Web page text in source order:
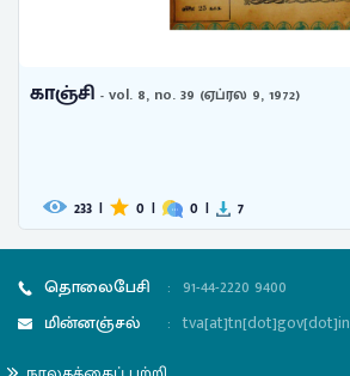
காஞ்சி- vol. 10, no. 44 (மே 19, 1974)
236 | 0 | 0 |
தொலைபேசி : 91-44-2220 9400
மின்னஞ்சல்
: tva[at]tn[dot]gov[dot]in